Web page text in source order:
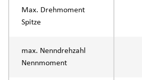
Max. Drehmoment
Spitze
max. Nenndrehzahl
Nennmoment